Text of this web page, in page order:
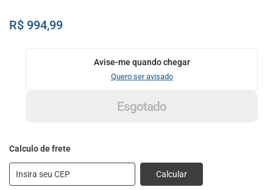
R$ 994,99
Esgotado
Avise-me quando chegar
Quero ser avisado
Calcular